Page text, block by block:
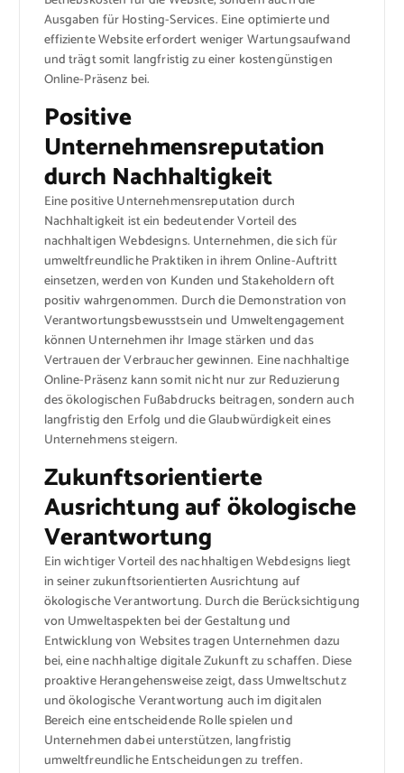
Ausgaben für Hosting-Services. Eine optimierte und
effiziente Website erfordert weniger Wartungsaufwand
und trägt somit langfristig zu einer kostengünstigen
Online-Präsenz bei.
Positive
Unternehmensreputation
durch Nachhaltigkeit
Eine positive Unternehmensreputation durch
Nachhaltigkeit ist ein bedeutender Vorteil des
nachhaltigen Webdesigns. Unternehmen, die sich für
umweltfreundliche Praktiken in ihrem Online-Auftritt
einsetzen, werden von Kunden und Stakeholdern oft
positiv wahrgenommen. Durch die Demonstration von
Verantwortungsbewusstsein und Umweltengagement
können Unternehmen ihr Image stärken und das
Vertrauen der Verbraucher gewinnen. Eine nachhaltige
Online-Präsenz kann somit nicht nur zur Reduzierung
des ökologischen Fußabdrucks beitragen, sondern auch
langfristig den Erfolg und die Glaubwürdigkeit eines
Unternehmens steigern.
Zukunftsorientierte
Ausrichtung auf ökologische
Verantwortung
Ein wichtiger Vorteil des nachhaltigen Webdesigns liegt
in seiner zukunftsorientierten Ausrichtung auf
ökologische Verantwortung. Durch die Berücksichtigung
von Umweltaspekten bei der Gestaltung und
Entwicklung von Websites tragen Unternehmen dazu
bei, eine nachhaltige digitale Zukunft zu schaffen. Diese
proaktive Herangehensweise zeigt, dass Umweltschutz
und ökologische Verantwortung auch im digitalen
Bereich eine entscheidende Rolle spielen und
Unternehmen dabei unterstützen, langfristig
umweltfreundliche Entscheidungen zu treffen.